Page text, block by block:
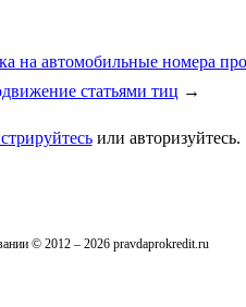
на автомобильные номера
статьями тиц →
или авторизуйтесь.
© 2012 – 2026 pravdaprokredit.ru